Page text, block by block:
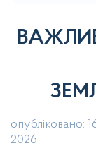
опубліковано:
2026